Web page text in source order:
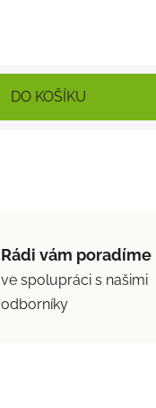
DO KOŠÍKU
Rádi vám poradíme
ve spolupráci s našimi
odborníky